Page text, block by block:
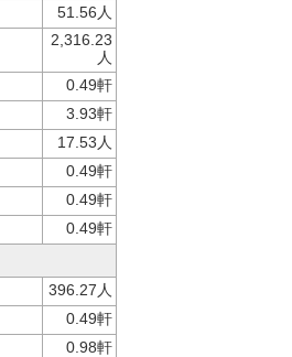
51.56人
2,316.23
人
0.49軒
3.93軒
17.53人
0.49軒
0.49軒
0.49軒
396.27人
0.49軒
0.98軒